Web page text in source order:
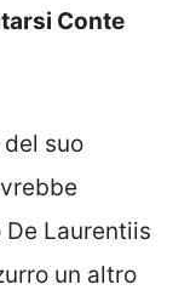
Conte
suo
Laurentiis
un altro